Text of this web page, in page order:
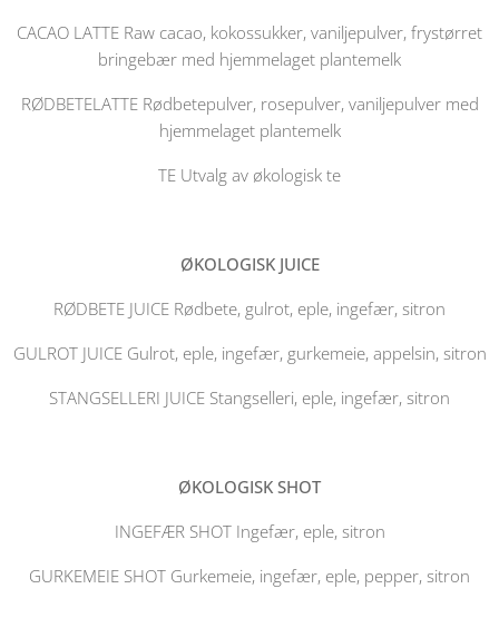
CACAO LATTE Raw cacao, kokossukker, vaniljepulver, frystørret
bringebær med hjemmelaget plantemelk
RØDBETELATTE Rødbetepulver, rosepulver, vaniljepulver med
hjemmelaget plantemelk
TE Utvalg av økologisk te
ØKOLOGISK JUICE
RØDBETE JUICE Rødbete, gulrot, eple, ingefær, sitron
GULROT JUICE Gulrot, eple, ingefær, gurkemeie, appelsin, sitron
STANGSELLERI JUICE Stangselleri, eple, ingefær, sitron
ØKOLOGISK SHOT
INGEFÆR SHOT Ingefær, eple, sitron
GURKEMEIE SHOT Gurkemeie, ingefær, eple, pepper, sitron